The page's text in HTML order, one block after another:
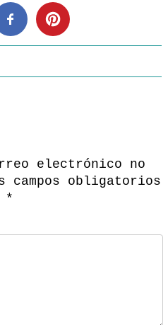
electrónico no
campos obligatorios
*